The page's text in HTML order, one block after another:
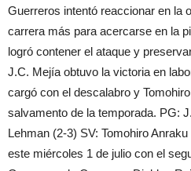
Guerreros intentó reaccionar en la
carrera más para acercarse en la
logró contener el ataque y
J.C. Mejía obtuvo la victoria en
cargó con el descalabro y
salvamento de la temporada. PG:
Lehman (2-3) SV: Tomohiro
este miércoles 1 de julio con el